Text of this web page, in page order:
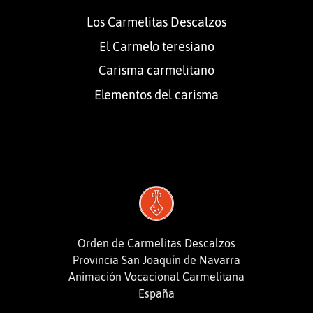
Los Carmelitas Descalzos
El Carmelo teresiano
Carisma carmelitano
Elementos del carisma
Orden de Carmelitas Descalzos
Provincia San Joaquín de Navarra
Animación Vocacional Carmelitana
España